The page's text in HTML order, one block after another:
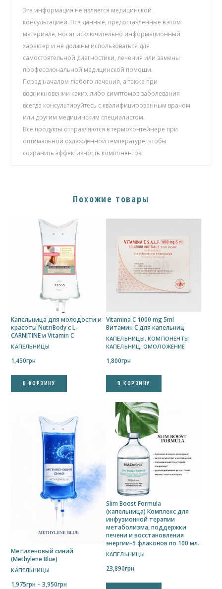
Эта информация не является медицинской
консультацией. Все данные, предоставленные в этом
материале, носят исключительно информационный
характер и не должны использоваться для
самостоятельной диагностики, лечения или замены
профессиональной медицинской помощи.
Перед началом любого лечения, а также при
возникновении каких-либо симптомов заболевания
всегда консультируйтесь с квалифицированным врачом
или другим медицинским специалистом.
Все продукты отправляются в термоконтейнере при
оптимальной охлаждённой температуре, чтобы
сохранить эффективность компонентов.
Похожие товары
Капельница для молодости и
красоты NutriBody с L-
CARNITINE и Vitamin C
КАПЕЛЬНИЦЫ
1,450грн
В КОРЗИНУ
Vitamina C 1000 mg 5ml
Витамин С для капельниц
КАПЕЛЬНИЦЫ,КОМПОНЕНТЫ
КАПЕЛЬНИЦ,ОМОЛОЖЕНИЕ
1,800грн
В КОРЗИНУ
Метиленовый синий
(Methylene Blue)
КАПЕЛЬНИЦЫ
1,975грн – 3,950грн
Slim Boost Formula
(капельница) Комплекс для
инфузионной терапии
метаболизма, поддержки
печени и восстановления
энергии-5 флаконов по 100 мл.
КАПЕЛЬНИЦЫ
23,890грн